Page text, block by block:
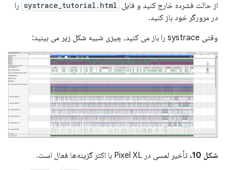
از حالت فشرده خارج کنید و فایل systrace_tutorial.html را
در مرورگر خود باز کنید.
وقتی systrace را باز می کنید، چیزی شبیه شکل زیر می بینید:
شکل 10.
تأخیر لمسی در Pixel XL با اکثر گزینه‌ها فعال است.